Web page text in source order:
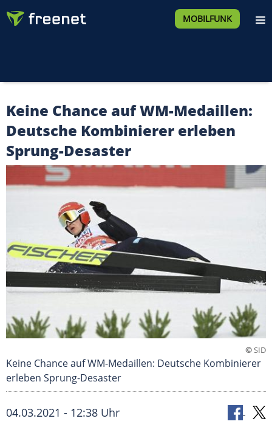
MOBILFUNK
Keine Chance auf WM-Medaillen:
Deutsche Kombinierer erleben
Sprung-Desaster
©SID
Keine Chance auf WM-Medaillen: Deutsche Kombinierer
erleben Sprung-Desaster
04.03.2021 - 12:38 Uhr